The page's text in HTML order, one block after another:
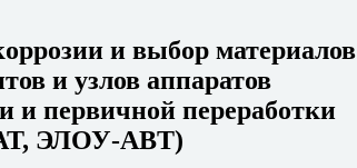
и выбор материалов
и узлов аппаратов
и первичной переработки
ЭЛОУ-АВТ)